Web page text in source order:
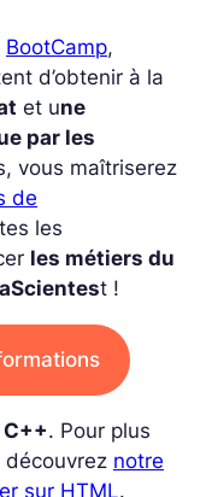
BootCamp,
d’obtenir à la
et une
par les
vous maîtriserez
de
les
les métiers du
t !
. Pour plus
découvrez notre
sur HTML.